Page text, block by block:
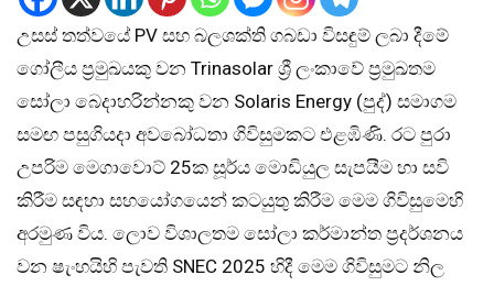
උසස් තත්වයේ PV සහ බලශක්ති ගබඩා විසඳුම් ලබා දීමේ
ගෝලීය ප්‍රමුඛයකු වන Trinasolar ශ්‍රී ලංකාවේ ප්‍රමුඛතම
සෝලා බෙදාහරින්නකු වන Solaris Energy (පුද්) සමාගම
සමඟ පසුගියදා අවබෝධතා ගිවිසුමකට එළඹිණි. රට පුරා
උපරිම මෙගාවොට් 25ක සූර්ය මොඩියුල සැපයීම හා සවි
කිරීම සඳහා සහයෝගයෙන් කටයුතු කිරීම මෙම ගිවිසුමෙහි
අරමුණ විය. ලොව විශාලතම සෝලා කර්මාන්ත ප්‍රදර්ශනය
වන ෂැංහයිහි පැවති SNEC 2025 හිදී මෙම ගිවිසුමට නිල